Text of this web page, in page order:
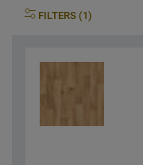
FILTERS (1)